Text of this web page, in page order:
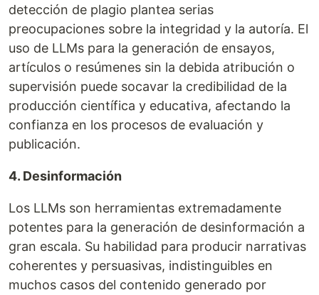
detección de plagio plantea serias
preocupaciones sobre la integridad y la autoría. El
uso de LLMs para la generación de ensayos,
artículos o resúmenes sin la debida atribución o
supervisión puede socavar la credibilidad de la
producción científica y educativa, afectando la
confianza en los procesos de evaluación y
publicación.
4. Desinformación
Los LLMs son herramientas extremadamente
potentes para la generación de desinformación a
gran escala. Su habilidad para producir narrativas
coherentes y persuasivas, indistinguibles en
muchos casos del contenido generado por